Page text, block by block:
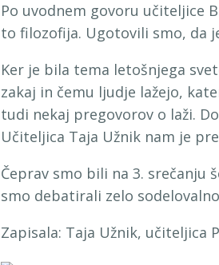
Po uvodnem govoru učiteljice
to filozofija. Ugotovili smo, da
Ker je bila tema letošnjega
zakaj in čemu ljudje lažejo,
tudi nekaj pregovorov o laži.
Učiteljica Taja Užnik nam je
Čeprav smo bili na 3. srečanju
smo debatirali zelo
Zapisala: Taja Užnik, učiteljica